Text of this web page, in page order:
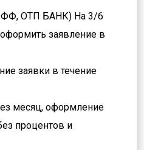
ОТП БАНК) На 3/6
заявление в
заявки в течение
месяц, оформление
процентов и